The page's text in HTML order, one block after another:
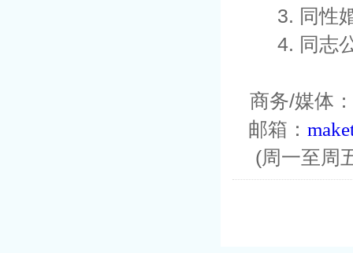
3. 同性婚
4. 同志公
商务/媒体
邮箱：
(周一至周